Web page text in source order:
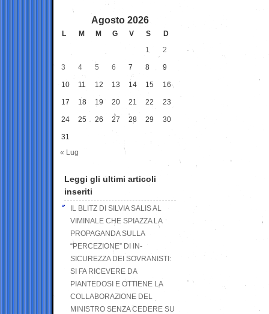
Agosto 2026
L M M G V S
D
1
2
3 4 5 6 7 8 9
10 11 12 13 14 15 16
17 18 19 20 21 22 23
24 25 26 27 28 29 30
31
« Lug
Leggi gli ultimi articoli
inseriti
IL BLITZ DI SILVIA SALIS AL
VIMINALE CHE SPIAZZA LA
PROPAGANDA SULLA
“PERCEZIONE” DI IN-
SICUREZZA DEI SOVRANISTI:
SI FA RICEVERE DA
PIANTEDOSI E OTTIENE LA
COLLABORAZIONE DEL
MINISTRO SENZA CEDERE SU